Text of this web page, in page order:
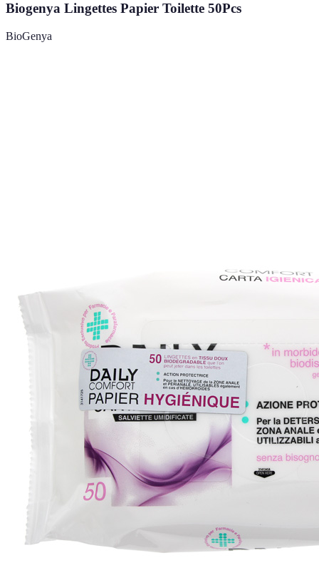
Biogenya Lingettes Papier Toilette 50Pcs
BioGenya